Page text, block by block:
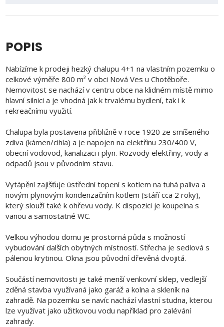
POPIS
Nabízíme k prodeji hezký chalupu 4+1 na vlastním pozemku o
celkové výměře 800 m² v obci Nová Ves u Chotěboře.
Nemovitost se nachází v centru obce na klidném místě mimo
hlavní silnici a je vhodná jak k trvalému bydlení, tak i k
rekreačnímu využití.
Chalupa byla postavena přibližně v roce 1920 ze smíšeného
zdiva (kámen/cihla) a je napojen na elektřinu 230/400 V,
obecní vodovod, kanalizaci i plyn. Rozvody elektřiny, vody a
odpadů jsou v původním stavu.
Vytápění zajišťuje ústřední topení s kotlem na tuhá paliva a
novým plynovým kondenzačním kotlem (stáří cca 2 roky),
který slouží také k ohřevu vody. K dispozici je koupelna s
vanou a samostatné WC.
Velkou výhodou domu je prostorná půda s možností
vybudování dalších obytných místností. Střecha je sedlová s
pálenou krytinou. Okna jsou původní dřevěná dvojitá.
Součástí nemovitosti je také menší venkovní sklep, vedlejší
zděná stavba využívaná jako garáž a kolna a skleník na
zahradě. Na pozemku se navíc nachází vlastní studna, kterou
lze využívat jako užitkovou vodu například pro zalévání
zahrady.